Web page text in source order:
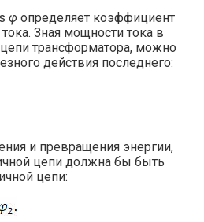
φ определяет коэффициент
Зная мощности тока в
трансформатора, можно
действия последнего:
и превращения энергии,
цепи должна бы быть
цепи: